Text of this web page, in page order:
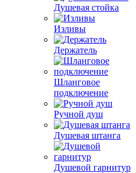
Душевая стойка
Изливы
Держатель
Шланговое
подключение
Ручной душ
Душевая штанга
Душевой гарнитур